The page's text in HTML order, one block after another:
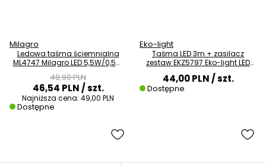
Milagro
Ledowa taśma ściemnialna
ML4747 Milagro LED 5,5W/0,5m
48,90 PLN
46,54 PLN/ szt.
Najniższa cena: 49,00 PLN
Dostępne
Eko-light
Taśma LED 3m + zasilacz
zestaw EKZ5797 Eko-light LED
14,4W 6000K czarna
44,00 PLN/ szt.
Dostępne